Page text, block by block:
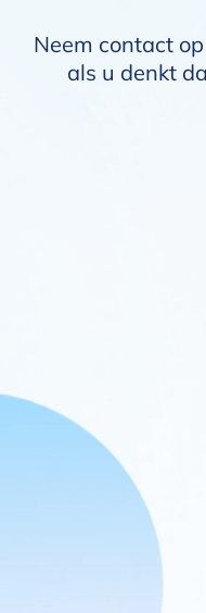
Neem contact
als u denkt